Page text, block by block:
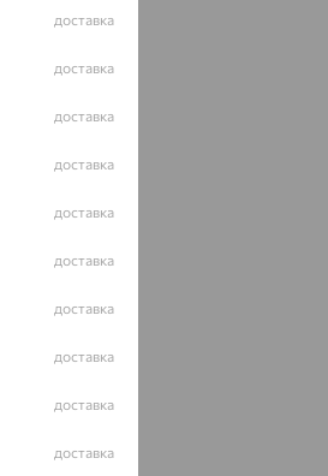
доставка
доставка
доставка
доставка
доставка
доставка
доставка
доставка
доставка
доставка